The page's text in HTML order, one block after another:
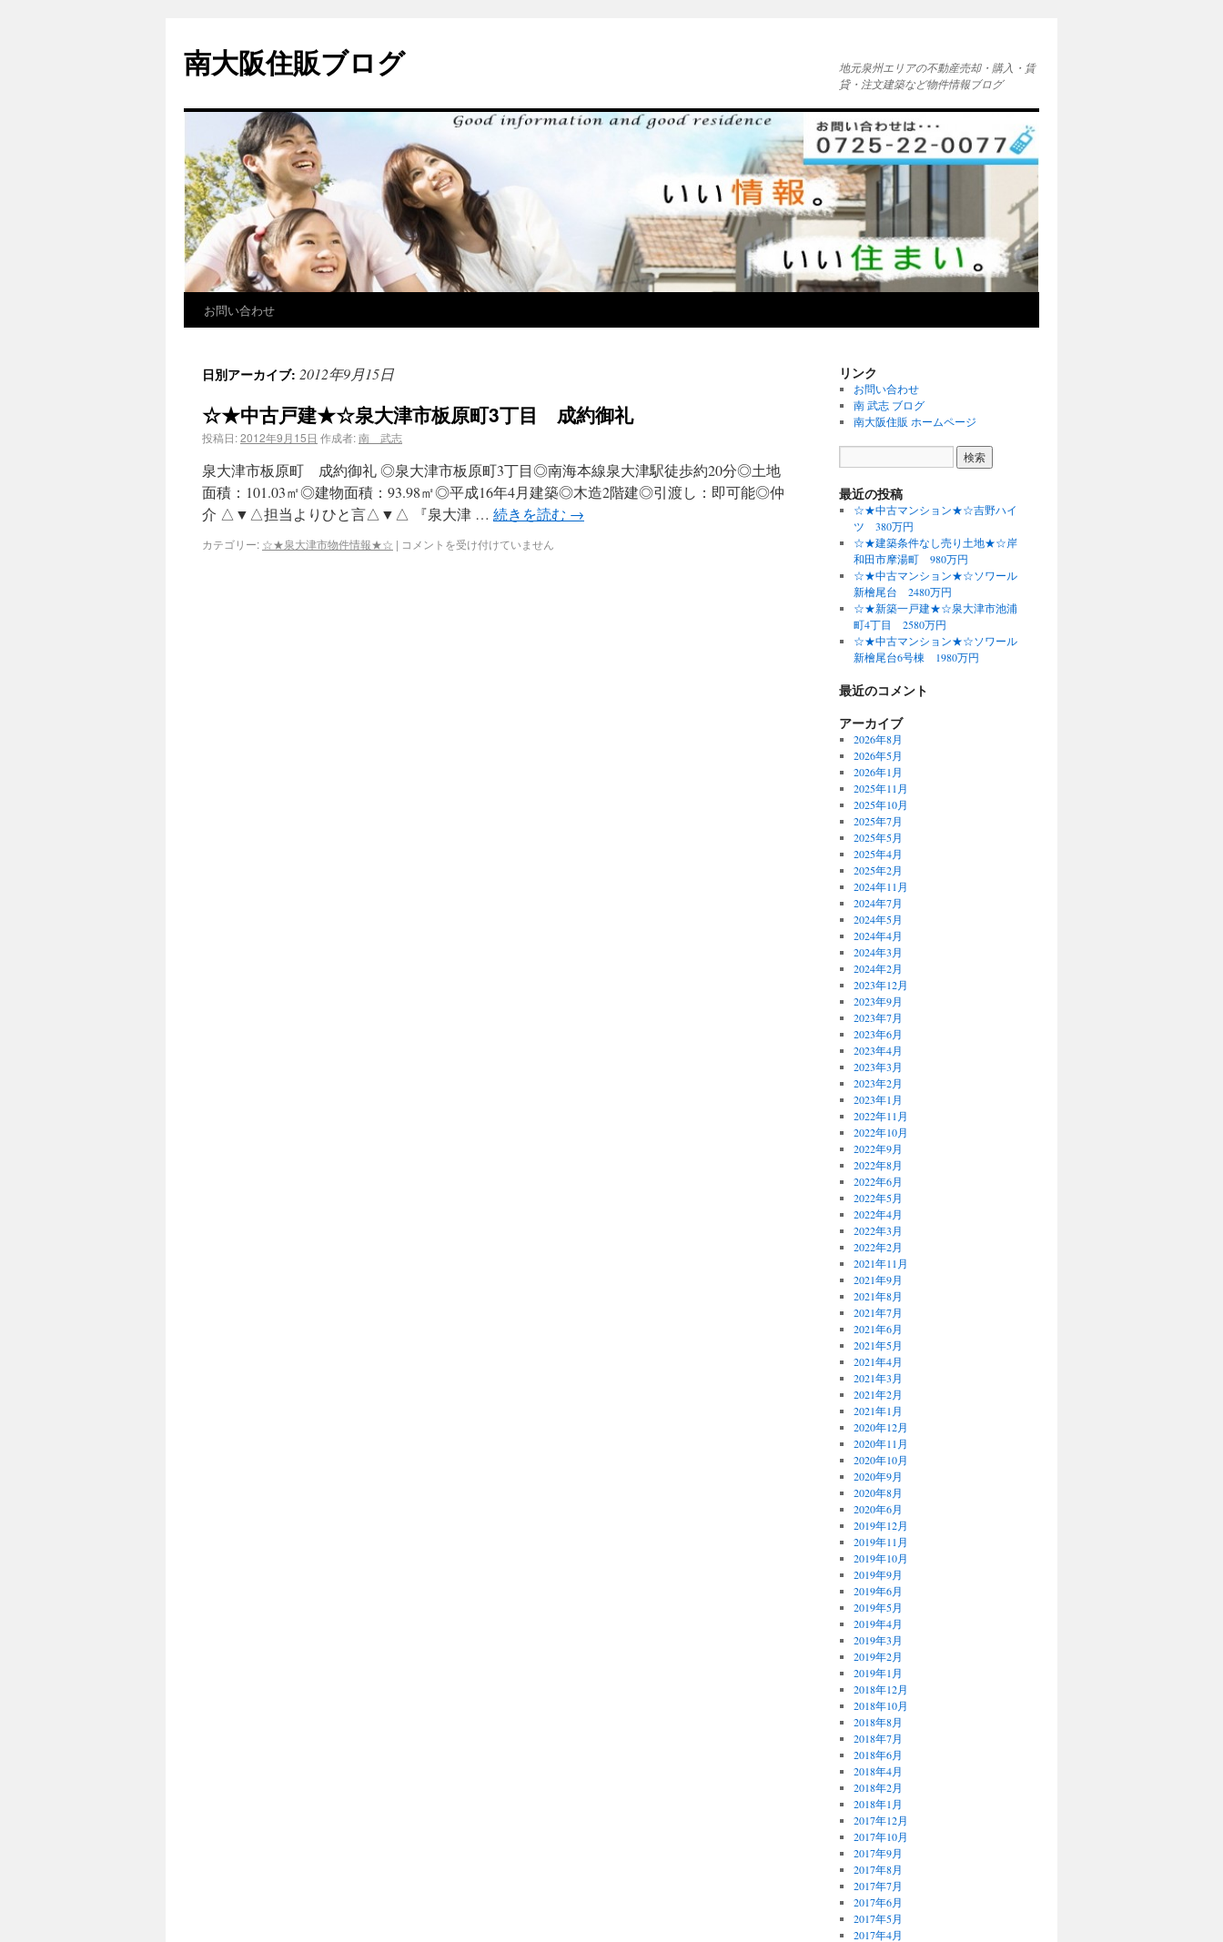
南大阪住販ブログ
地元泉州エリアの不動産売却・購入・賃
貸・注文建築など物件情報ブログ
お問い合わせ
日別アーカイブ: 2012年9月15日
☆★中古戸建★☆泉大津市板原町3丁目 成約御礼
投稿日:2012年9月15日 作成者:南 武志
泉大津市板原町 成約御礼 ◎泉大津市板原町3丁目◎南海本線泉大津駅徒歩約20分◎土地
面積：101.03㎡◎建物面積：93.98㎡◎平成16年4月建築◎木造2階建◎引渡し：即可能◎仲
介 △▼△担当よりひと言△▼△ 『泉大津 … 続きを読む →
カテゴリー: ☆★泉大津市物件情報★☆ | コメントを受け付けていません
リンク
お問い合わせ
南 武志 ブログ
南大阪住販 ホームページ
最近の投稿
☆★中古マンション★☆吉野ハイ
ツ 380万円
☆★建築条件なし売り土地★☆岸
和田市摩湯町 980万円
☆★中古マンション★☆ソワール
新檜尾台 2480万円
☆★新築一戸建★☆泉大津市池浦
町4丁目 2580万円
☆★中古マンション★☆ソワール
新檜尾台6号棟 1980万円
最近のコメント
アーカイブ
2026年8月
2026年5月
2026年1月
2025年11月
2025年10月
2025年7月
2025年5月
2025年4月
2025年2月
2024年11月
2024年7月
2024年5月
2024年4月
2024年3月
2024年2月
2023年12月
2023年9月
2023年7月
2023年6月
2023年4月
2023年3月
2023年2月
2023年1月
2022年11月
2022年10月
2022年9月
2022年8月
2022年6月
2022年5月
2022年4月
2022年3月
2022年2月
2021年11月
2021年9月
2021年8月
2021年7月
2021年6月
2021年5月
2021年4月
2021年3月
2021年2月
2021年1月
2020年12月
2020年11月
2020年10月
2020年9月
2020年8月
2020年6月
2019年12月
2019年11月
2019年10月
2019年9月
2019年6月
2019年5月
2019年4月
2019年3月
2019年2月
2019年1月
2018年12月
2018年10月
2018年8月
2018年7月
2018年6月
2018年4月
2018年2月
2018年1月
2017年12月
2017年10月
2017年9月
2017年8月
2017年7月
2017年6月
2017年5月
2017年4月